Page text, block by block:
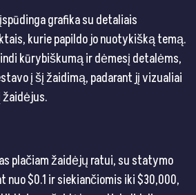
grafika su detaliais
kurie papildo jo nuotykišką temą.
kūrybiškumą ir dėmesį detalėms,
į šį žaidimą, padarant jį vizualiai
plačiam žaidėjų ratui, su statymo
nuo $0.1 ir siekiančiomis iki $30,000,